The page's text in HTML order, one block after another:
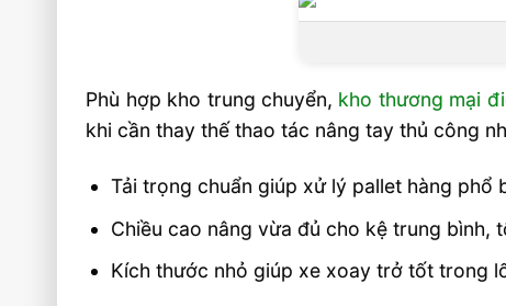
Phù hợp kho trung chuyển, kho thương mại
khi cần thay thế thao tác nâng tay thủ công
Tải trọng chuẩn giúp xử lý pallet hàng phổ
Chiều cao nâng vừa đủ cho kệ trung bình,
Kích thước nhỏ giúp xe xoay trở tốt trong